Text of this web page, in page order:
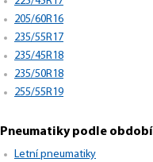
205/60R16
235/55R17
235/45R18
235/50R18
255/55R19
Pneumatiky podle období
Letní pneumatiky